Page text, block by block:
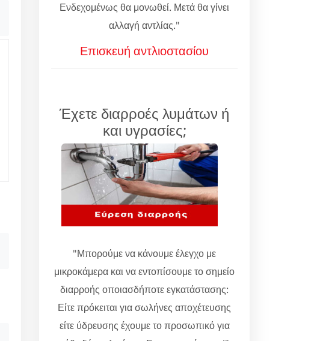
Ενδεχομένως θα μονωθεί. Μετά θα γίνει
αλλαγή αντλίας."
Επισκευή αντλιοστασίου
Έχετε διαρροές λυμάτων ή
και υγρασίες;
"Μπορούμε να κάνουμε έλεγχο με
μικροκάμερα και να εντοπίσουμε το σημείο
διαρροής οποιασδήποτε εγκατάστασης:
Είτε πρόκειται για σωλήνες αποχέτευσης
είτε ύδρευσης έχουμε το προσωπικό για